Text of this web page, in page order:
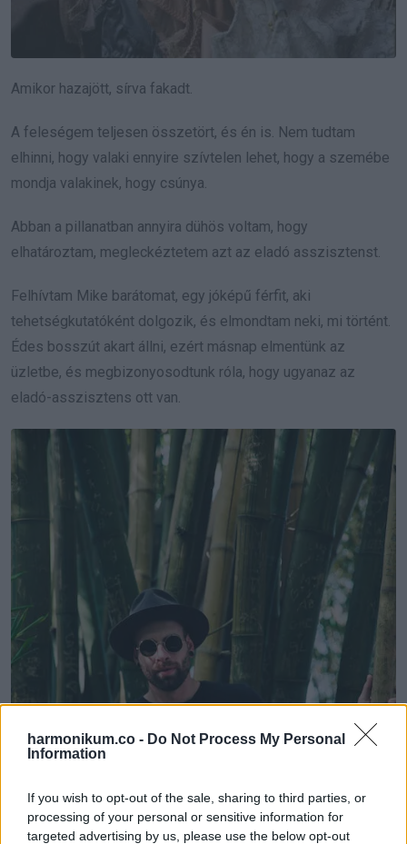
harmonikum.co - Do Not Process My Personal
Information
If you wish to opt-out of the sale, sharing to third parties, or
processing of your personal or sensitive information for
targeted advertising by us, please use the below opt-out
Amikor hazajött, sírva fakadt.
A feleségem teljesen összetört, és én is. Nem tudtam
elhinni, hogy valaki ennyire szívtelen lehet, hogy a szemébe
mondja valakinek, hogy csúnya.
Abban a pillanatban annyira dühös voltam, hogy
elhatároztam, megleckéztetem azt az eladó asszisztenst.
Felhívtam Mike barátomat, egy jóképű férfit, aki
tehetségkutatóként dolgozik, és elmondtam neki, mi történt.
Édes bosszút akart állni, ezért másnap elmentünk az
üzletbe, és megbizonyosodtunk róla, hogy ugyanaz az
eladó-asszisztens ott van.